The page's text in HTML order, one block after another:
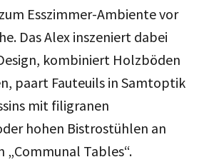
Esszimmer-Ambiente vor
DasAlex inszeniert dabei
kombiniert Holzböden
paart Fauteuils in Samtoptik
mit filigranen
hohen Bistrostühlen an
Tables“.